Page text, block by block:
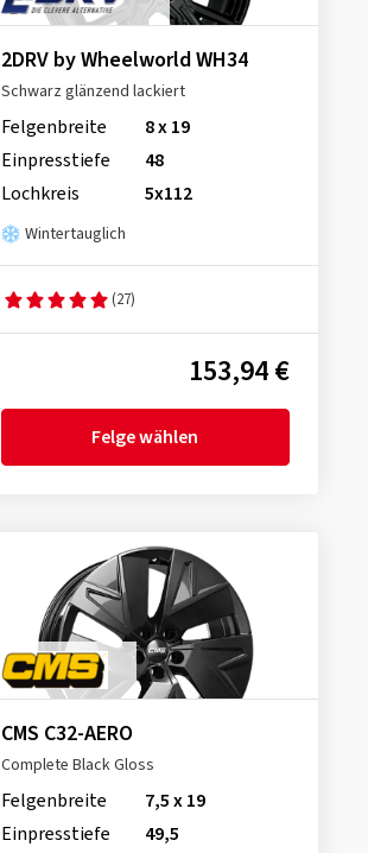
2DRV by Wheelworld WH34
Schwarz glänzend lackiert
Felgenbreite
8 x 19
Einpresstiefe
48
Lochkreis
5x112
Wintertauglich
(27)
153,94 €
Felge wählen
CMS C32-AERO
Complete Black Gloss
Felgenbreite
7,5 x 19
Einpresstiefe
49,5